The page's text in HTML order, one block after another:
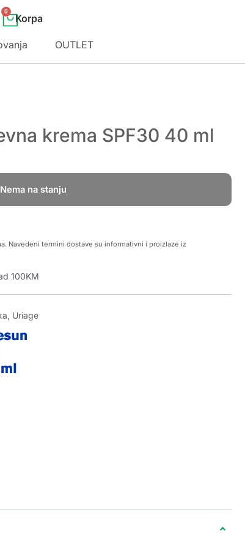
0
OUTLET
krema SPF30 40 ml
Nema na stanju
Navedeni termini dostave su informativni i proizlaze iz
100KM
, Uriage